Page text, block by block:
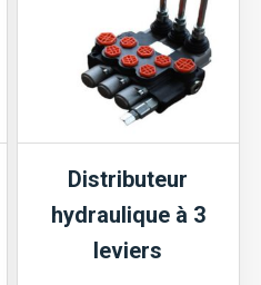
(avec
position
flottante)
Distributeur
hydraulique à 3
leviers